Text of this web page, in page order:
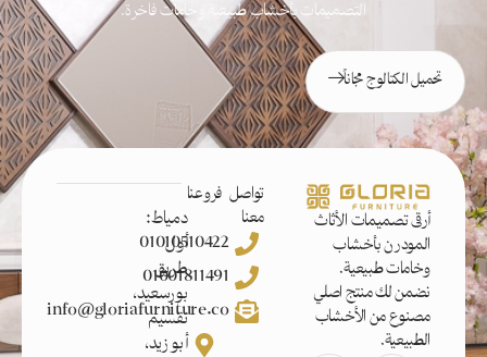
التصميمات بأخشاب طبيعية وخامات فاخرة.
تحميل الكتالوج مجاناً
أرقى تصميمات الأثاث
المودرن بأخشاب
وخامات طبيعية.
نضمن لك منتج اصلي
مصنوع من الأخشاب
الطبيعية.
تواصل
معنا
01010510422
01001811491
info@gloriafurniture.co
فروعنا
دمياط:
أول
طريق
بورسعيد،
تقسيم
أبو زيد،